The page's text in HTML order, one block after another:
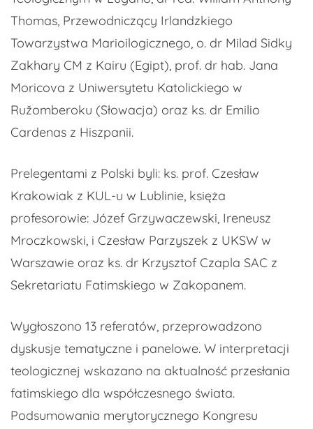
Thomas, Przewodniczący Irlandzkiego
Towarzystwa Marioilogicznego, o. dr Milad Sidky
Zakhary CM z Kairu (Egipt), prof. dr hab. Jana
Moricova z Uniwersytetu Katolickiego w
Ružomberoku (Słowacja) oraz ks. dr Emilio
Cardenas z Hiszpanii.
Prelegentami z Polski byli: ks. prof. Czesław
Krakowiak z KUL-u w Lublinie, księża
profesorowie: Józef Grzywaczewski, Ireneusz
Mroczkowski, i Czesław Parzyszek z UKSW w
Warszawie oraz ks. dr Krzysztof Czapla SAC z
Sekretariatu Fatimskiego w Zakopanem.
Wygłoszono 13 referatów, przeprowadzono
dyskusje tematyczne i panelowe. W interpretacji
teologicznej wskazano na aktualność przesłania
fatimskiego dla współczesnego świata.
Podsumowania merytorycznego Kongresu